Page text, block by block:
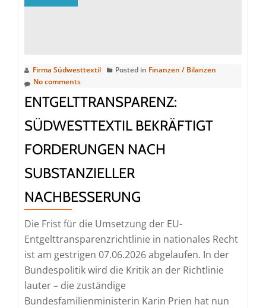
Firma Südwesttextil Posted in Finanzen / Bilanzen
No comments
ENTGELTTRANSPARENZ:
SÜDWESTTEXTIL BEKRÄFTIGT
FORDERUNGEN NACH
SUBSTANZIELLER
NACHBESSERUNG
Die Frist für die Umsetzung der EU-
Entgelttransparenzrichtlinie in nationales Recht
ist am gestrigen 07.06.2026 abgelaufen. In der
Bundespolitik wird die Kritik an der Richtlinie
lauter – die zuständige
Bundesfamilienministerin Karin Prien hat nun